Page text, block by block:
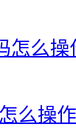
怎么操
么操作